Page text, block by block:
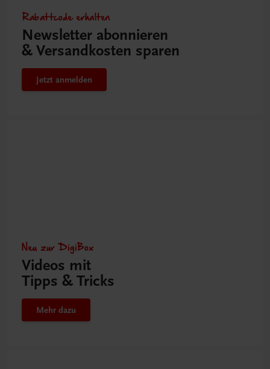
Rabattcode erhalten
Newsletter abonnieren
& Versandkosten sparen
Jetzt anmelden
Neu zur DigiBox
Videos mit
Tipps & Tricks
Mehr dazu